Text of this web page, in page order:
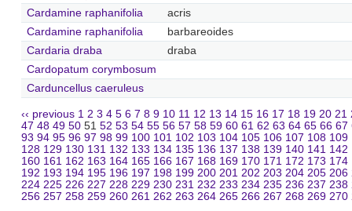
Cardamine raphanifolia
acris
Cardamine raphanifolia
barbareoides
Cardaria draba
draba
Cardopatum corymbosum
Carduncellus caeruleus
‹‹ previous 1 2 3 4 5 6 7 8 9 10 11 12 13 14 15 16 17 18 19 20 21
47 48 49 50 51 52 53 54 55 56 57 58 59 60 61 62 63 64 65 66 67
93 94 95 96 97 98 99 100 101 102 103 104 105 106 107 108 109
128 129 130 131 132 133 134 135 136 137 138 139 140 141 142
160 161 162 163 164 165 166 167 168 169 170 171 172 173 174
192 193 194 195 196 197 198 199 200 201 202 203 204 205 206
224 225 226 227 228 229 230 231 232 233 234 235 236 237 238
256 257 258 259 260 261 262 263 264 265 266 267 268 269 270